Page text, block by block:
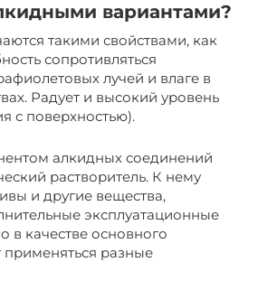
вариантами?
такими свойствами, как
сопротивляться
лучей и влаге в
Радует и высокий уровень
с поверхностью).
алкидных соединений
растворитель. К нему
и другие вещества,
эксплуатационные
в качестве основного
применяться разные